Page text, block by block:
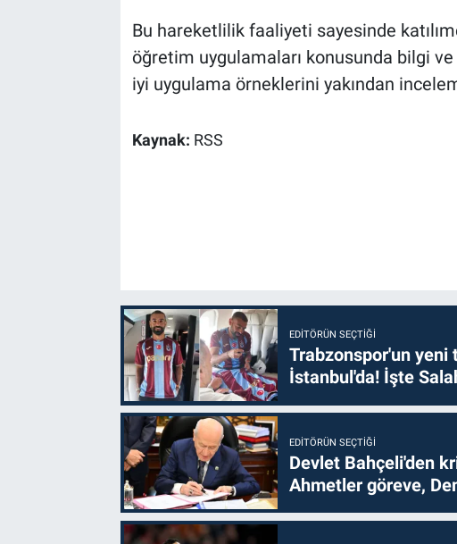
Bu hareketlilik faaliyeti sayesinde
öğretim uygulamaları konusunda bilgi
iyi uygulama örneklerini yakından
Kaynak: RSS
EDITÖRÜN SEÇTIĞI
Trabzonspor'un
İstanbul'da! İşte
EDITÖRÜN SEÇTIĞI
Devlet Bahçeli'den
Ahmetler göreve,